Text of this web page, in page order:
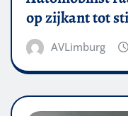
op zijkant tot
AVLimburg